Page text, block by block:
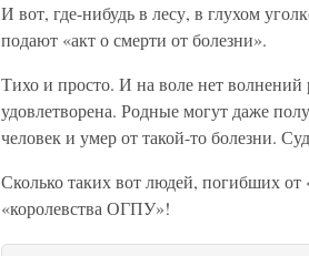
И вот, где-нибудь в лесу, в глухом
подают «акт о смерти от болезни».
Тихо и просто. И на воле нет
удовлетворена. Родные могут даже
человек и умер от такой-то болезни.
Сколько таких вот людей, погибших от
«королевства ОГПУ»!